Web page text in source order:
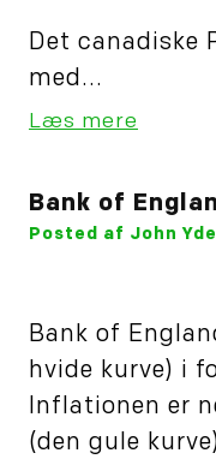
Det canadiske
med...
Læs mere
Bank of
Posted af John
Bank of
hvide kurve) i
Inflationen er
(den gule